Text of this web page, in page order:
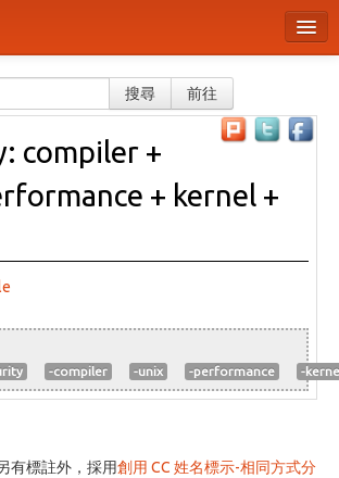
搜尋 前往
compiler +
+ kernel +
-compiler -unix -performance -
有標註外，採用創用 CC 姓名標示-相同方式分